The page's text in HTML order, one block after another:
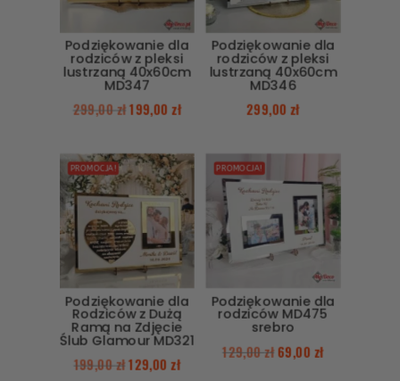
Podziękowanie dla
rodziców z pleksi
lustrzaną 40x60cm
MD347
299,00 zł199,00 zł
Podziękowanie dla
rodziców z pleksi
lustrzaną 40x60cm
MD346
299,00 zł
PROMOCJA!
Podziękowanie dla
Rodziców z Dużą
Ramą na Zdjęcie
Ślub Glamour MD321
199,00 zł129,00 zł
PROMOCJA!
Podziękowanie dla
rodziców MD475
srebro
129,00zł69,00 zł